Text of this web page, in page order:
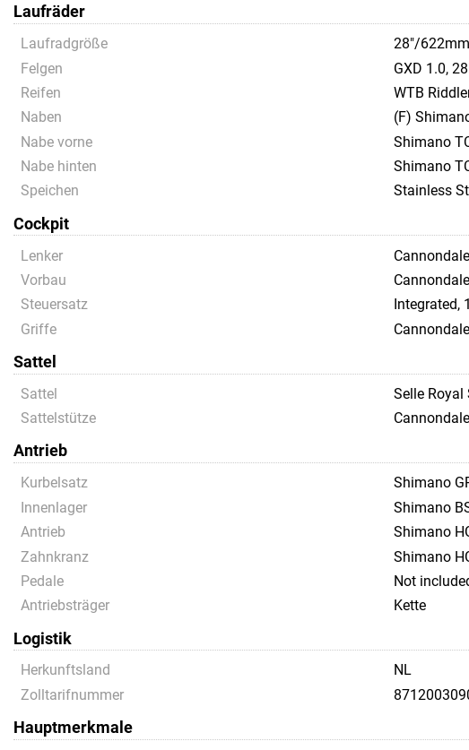
Laufräder
Laufradgröße
28"/622mm
Felgen
GXD 1.0,
Reifen
WTB
Naben
(F)
Nabe vorne
Shimano
Nabe hinten
Shimano
Speichen
Stainless
Cockpit
Lenker
Vorbau
Steuersatz
Integrated,
Griffe
Sattel
Sattel
Selle Royal
Sattelstütze
Antrieb
Kurbelsatz
Shimano
Innenlager
Shimano
Antrieb
Shimano
Zahnkranz
Shimano
Pedale
Not
Antriebsträger
Kette
Logistik
Herkunftsland
NL
Zolltarifnummer
Hauptmerkmale